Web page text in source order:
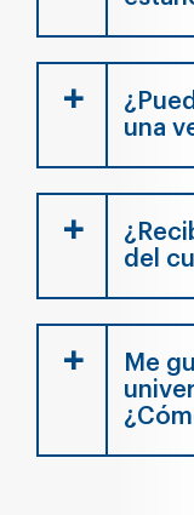
una
del
Me